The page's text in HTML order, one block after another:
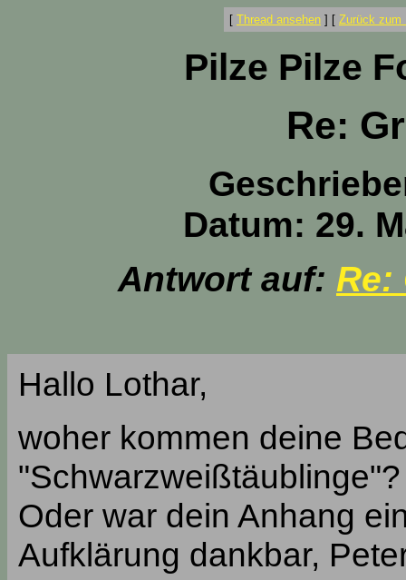
[ Thread ansehen ] [ Zurück zum
Pilze Pilze
Re:
Datum: 29.
Antwort auf: Re:
Hallo Lothar,
woher kommen deine
Oder war dein Anhang
Aufklärung dankbar,